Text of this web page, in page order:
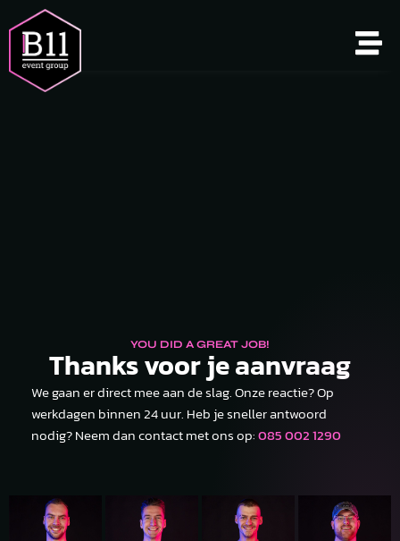
YOU DID A GREAT JOB!
Thanks voor je aanvraag
We gaan er direct mee aan de slag. Onze reactie? Op
werkdagen binnen 24 uur. Heb je sneller antwoord
nodig? Neem dan contact met ons op:085 002 1290